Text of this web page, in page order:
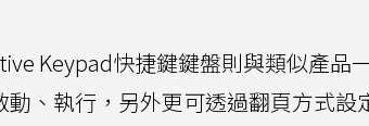
Keypad快捷鍵鍵盤則與類似產
動、執行，另外更可透過翻頁方式設